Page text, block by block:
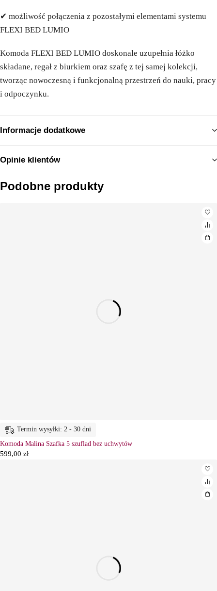
✔ możliwość połączenia z pozostałymi elementami systemu
FLEXI BED LUMIO
Komoda FLEXI BED LUMIO doskonale uzupełnia łóżko
składane, regał z biurkiem oraz szafę z tej samej kolekcji,
tworząc nowoczesną i funkcjonalną przestrzeń do nauki, pracy
i odpoczynku.
Informacje dodatkowe
Opinie klientów
Podobne produkty
Termin wysyłki: 2 - 30 dni
Komoda Malina Szafka 5 szuflad bez uchwytów
599,00 zł